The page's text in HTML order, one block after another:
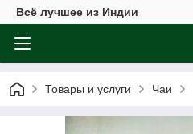
Всё лучшее из Индии
Товары и услуги Чаи